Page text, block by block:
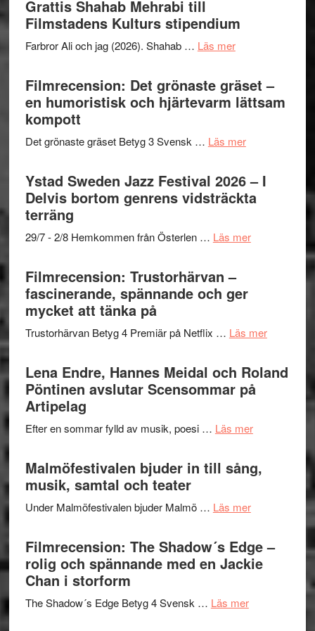
I
Want
to
Believe
Vrach
Frankenshtey
med
Mulder
och
Dana
presenterar
19
titlar
i
Grattis Shahab Mehrabi till
Filmstadens Kulturs stipendium
Farbror Ali och jag (2026). Shahab … Läs merom
Shahab
Mehrabi
till
Kulturs
Filmrecension: Det grönaste gräset –
en humoristisk och hjärtevarm lättsam
kompott
Det grönaste gräset Betyg 3 Svensk … Läs merom
Det
grönaste
gräset
en
hjärtevarm
Ystad Sweden Jazz Festival 2026 – I
Delvis bortom genrens vidsträckta
terräng
29/7 - 2/8 Hemkommen från Österlen … Läs merom
–
Delvis
bortom
terräng
Filmrecension: Trustorhärvan –
fascinerande, spännande och ger
mycket att tänka på
Trustorhärvan Betyg 4 Premiär på Netflix … Läs merom
–
Lena Endre, Hannes Meidal och Roland
Pöntinen avslutar Scensommar på
Artipelag
Efter en sommar fylld av musik, poesi … Läs merom
Hannes
Pöntinen
avslutar
Scensommar
Malmöfestivalen bjuder in till sång,
musik, samtal och teater
Under Malmöfestivalen bjuder Malmö … Läs merom
in
till
Filmrecension: The Shadow´s Edge –
rolig och spännande med en Jackie
Chan i storform
The Shadow´s Edge Betyg 4 Svensk … Läs merom